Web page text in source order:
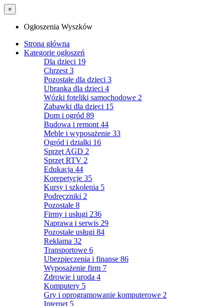
×
Ogłoszenia Wyszków
Strona główna
Kategorie ogłoszeń
Dla dzieci 19
Chrzest 3
Pozostałe dla dzieci 3
Ubranka dla dzieci 4
Wózki foteliki samochodowe 2
Zabawki dla dzieci 15
Dom i ogród 89
Budowa i remont 44
Meble i wyposażenie 33
Ogród i działki 16
Sprzęt AGD 2
Sprzęt RTV 2
Edukacja 44
Korepetycje 35
Kursy i szkolenia 5
Podręczniki 2
Pozostałe 8
Firmy i usługi 236
Naprawa i serwis 29
Pozostałe usługi 84
Reklama 32
Transportowe 6
Ubezpieczenia i finanse 86
Wyposażenie firm 7
Zdrowie i uroda 4
Komputery 5
Gry i oprogramowanie komputerowe 2
Internet 5